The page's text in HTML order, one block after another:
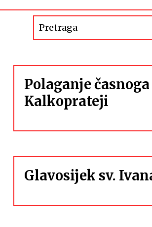
Polaganje
Kalkoprateji
Glavosijek sv.